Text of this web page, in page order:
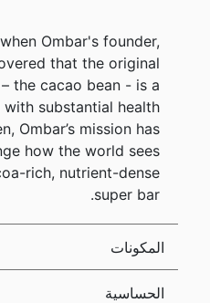
Ombar's founder,
that the original
the cacao bean - is a
substantial health
Ombar’s mission has
how the world sees
rich, nutrient-dense
super bar.
المكونات
الحساسية